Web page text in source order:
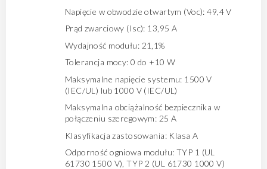
Napięcie w obwodzie otwartym (Voc): 49,4 V
Prąd zwarciowy (Isc): 13,95 A
Wydajność modułu: 21,1%
Tolerancja mocy: 0 do +10 W
Maksymalne napięcie systemu: 1500 V
(IEC/UL) lub 1000 V (IEC/UL)
Maksymalna obciążalność bezpiecznika w
połączeniu szeregowym: 25 A
Klasyfikacja zastosowania: Klasa A
Odporność ogniowa modułu: TYP 1 (UL
61730 1500 V), TYP 2 (UL 61730 1000 V)